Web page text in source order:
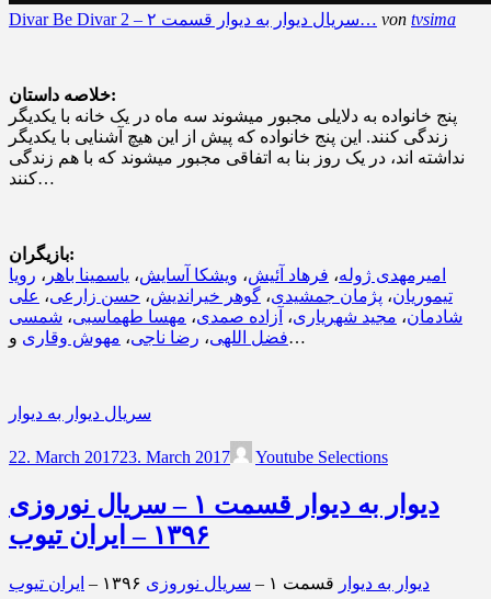
Divar Be Divar 2 – سریال دیوار به دیوار قسمت ۲… von tvsima
خلاصه داستان:
پنج خانواده به دلایلی مجبور میشوند سه ماه در یک خانه با یکدیگر
زندگی کنند. این پنج خانواده که پیش از این هیچ آشنایی با یکدیگر
نداشته اند، در یک روز بنا به اتفاقی مجبور میشوند که با هم زندگی
کنند…
بازیگران:
امیرمهدی ژوله، فرهاد آئیش، ویشکا آسایش، یاسمینا باهر ، رویا
تیموریان، پژمان جمشیدی، گوهر خیراندیش، حسن زارعی، علی
شادمان، مجید شهریاری، آزاده صمدی، مهسا طهماسبی، شمسی
فضل اللهی، رضا ناجی، مهوش وقاری و…
سریال دیوار به دیوار
22. March 201723. March 2017 Youtube Selections
دیوار به دیوار قسمت ۱ – سریال نوروزی
۱۳۹۶ – ایران تیوب
دیوار به دیوار قسمت ۱ – سریال نوروزی ایران تیوب